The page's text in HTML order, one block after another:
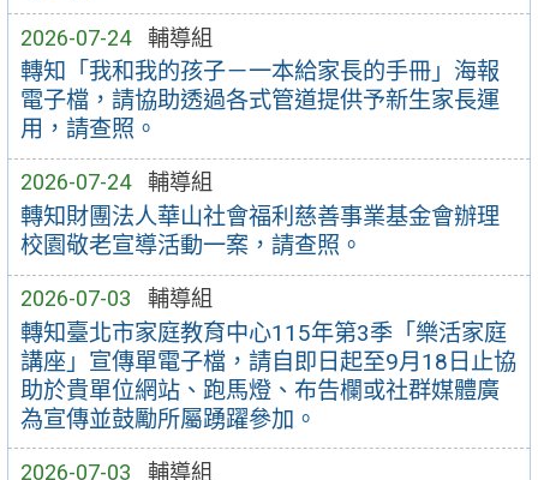
2026-07-24 輔導組
轉知「我和我的孩子－一本給家長的手冊」海報
電子檔，請協助透過各式管道提供予新生家長運
用，請查照。
2026-07-24 輔導組
轉知財團法人華山社會福利慈善事業基金會辦理
校園敬老宣導活動一案，請查照。
2026-07-03 輔導組
轉知臺北市家庭教育中心115年第3季「樂活家庭
講座」宣傳單電子檔，請自即日起至9月18日止協
助於貴單位網站、跑馬燈、布告欄或社群媒體廣
為宣傳並鼓勵所屬踴躍參加。
2026-07-03 輔導組